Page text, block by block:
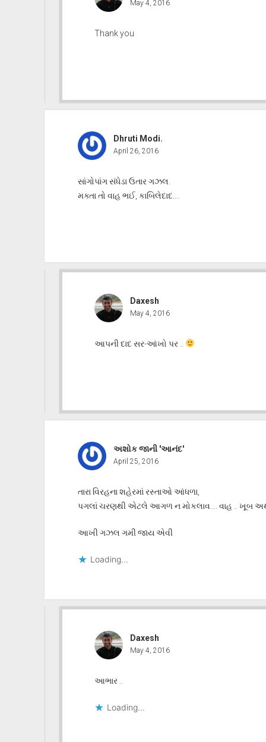
May 4, 2016
Thank you
Dhruti Modi.
April 26, 2016
સાંગોપાંગ સંધેડા ઉતાર ગઝલ.
મક્તા તો વાહ ભઈ, કાબિલેદાદ….
Daxesh
May 4, 2016
આપની દાદ સર-આંખો પર ..
અશોક જાની 'આનંદ'
April 25, 2016
તારા વિરહના શહેરમાં રસ્તાઓ આંધળા,
પગલાં ચરણથી એટલે આગળ ન મોકલાવ…. વાહ .. ખૂબ
આખી ગઝલ ગમી જાય એવી
Loading...
Daxesh
May 4, 2016
આભાર ..
Loading...